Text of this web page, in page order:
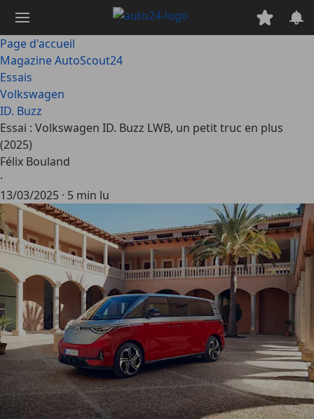
contenu
principal
Page d'accueil
Magazine AutoScout24
Essais
Volkswagen
ID. Buzz
Essai : Volkswagen ID. Buzz LWB, un petit truc en plus
(2025)
Félix Bouland
·
13/03/2025 · 5 min lu